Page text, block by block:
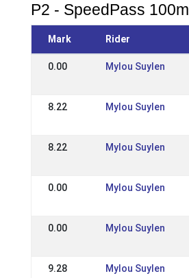
P2 - SpeedPass 100m
Mark Rider
0.00 Mylou Suylen
8.22 Mylou Suylen
8.22 Mylou Suylen
0.00 Mylou Suylen
0.00 Mylou Suylen
9.28 Mylou Suylen